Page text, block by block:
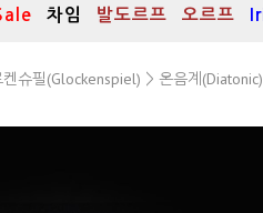
차임 발도르프 오르프
슈필(Glockenspiel) > 온음계(Diatonic)